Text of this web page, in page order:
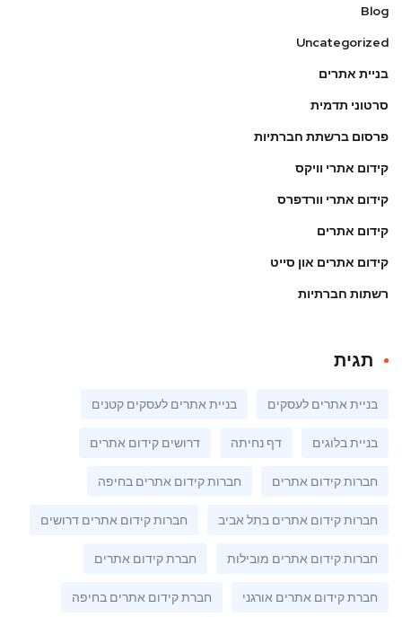
Blog
Uncategorized
בניית אתרים
סרטוני תדמית
פרסום ברשתת חברתיות
קידום אתרי וויקס
קידום אתרי וורדפרס
קידום אתרים
קידום אתרים און סייט
רשתות חברתיות
תגית
בניית אתרים לעסקים בניית אתרים לעסקים קטנים
בניית בלוגים דף נחיתה דרושים קידום אתרים
חברות קידום אתרים חברות קידום אתרים בחיפה
חברות קידום אתרים בתל אביב חברות קידום אתרים דרושים
חברות קידום אתרים מובילות חברת קידום אתרים
חברת קידום אתרים אורגני חברת קידום אתרים בחיפה